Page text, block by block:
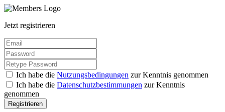
Jetzt registrieren
Ich habe die Nutzungsbedingungen zur Kenntnis genommen
Ich habe die Datenschutzbestimmungen zur Kenntnis
genommen
Registrieren